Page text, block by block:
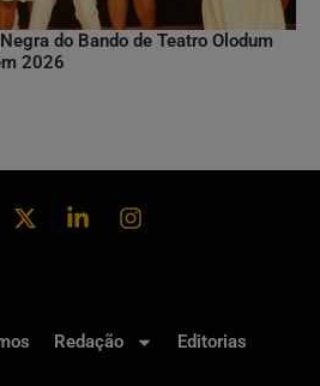
do Bando de Teatro Olodum
2026
Redação Editorias